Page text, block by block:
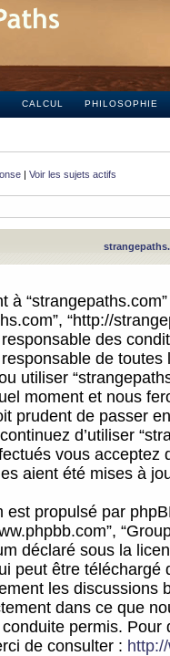
CALCUL PHILOSOPHIE
| Voir les sujets actifs
à
“http://
des
responsable de
utiliser
moment et nous
prudent de passer
d’utiliser
vous acceptez
aient été mises à
est propulsé par
déclaré sous la
peut être téléchargé
les discussions
dans ce que
permis.
de consulter :